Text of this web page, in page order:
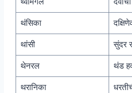
थंसिका
थांसी सुंदर
थेनरल थंड
थरानिका